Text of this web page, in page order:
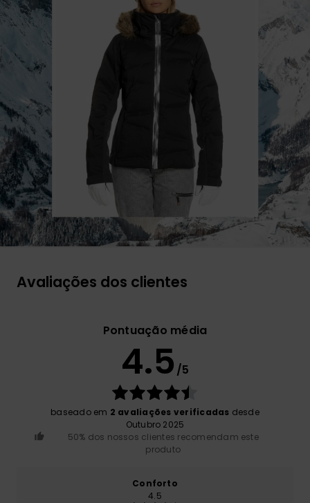
Avaliações dos clientes
Pontuação média
4.5 /5
baseado em 2 avaliações verificadas desde
Outubro 2025
50% dos nossos clientes recomendam este
produto
Conforto
4.5